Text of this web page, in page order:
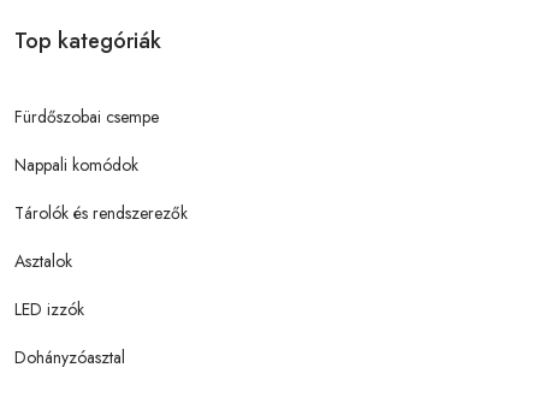
Top kategóriák
Fürdőszobai csempe
Nappali komódok
Tárolók és rendszerezők
Asztalok
LED izzók
Dohányzóasztal